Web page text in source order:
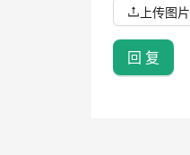
上传图片
回 复